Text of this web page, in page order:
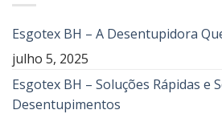
Esgotex BH – A Desentupidora
julho 5, 2025
Esgotex BH – Soluções Rápidas e
Desentupimentos